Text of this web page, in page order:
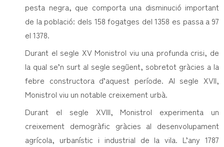
pesta negra, que comporta una disminució important
de la població: dels 158 fogatges del 1358 es passa a 97
el 1378.
Durant el segle XV Monistrol viu una profunda crisi, de
la qual se’n surt al segle següent, sobretot gràcies a la
febre constructora d’aquest període. Al segle XVII,
Monistrol viu un notable creixement urbà.
Durant el segle XVIII, Monistrol experimenta un
creixement demogràfic gràcies al desenvolupament
agrícola, urbanístic i industrial de la vila. L’any 1787